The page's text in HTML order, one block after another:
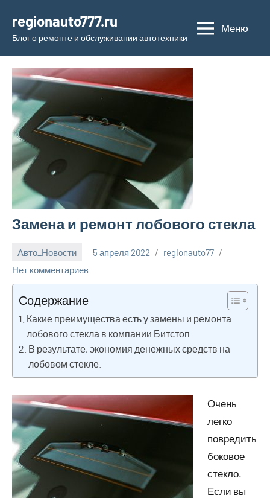
содержимому
regionauto777.ru
Блог о ремонте и обслуживании автотехники
Меню
Замена и ремонт лобового стекла
Авто_Новости 5 апреля 2022
regionauto77
Нет комментариев
Содержание
Какие преимущества есть у замены и ремонта
лобового стекла в компании Битстоп
В результате, экономия денежных средств на
лобовом стекле.
Очень
легко
повредить
боковое
стекло.
Если вы